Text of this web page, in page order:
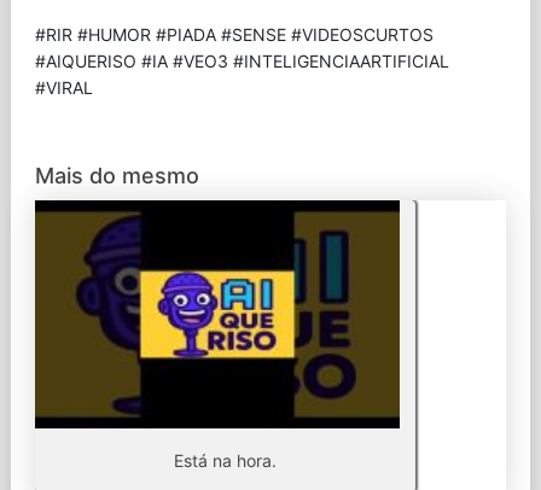
#RIR #HUMOR #PIADA #SENSE #VIDEOSCURTOS
#AIQUERISO #IA #VEO3 #INTELIGENCIAARTIFICIAL
#VIRAL
Mais do mesmo
Está na hora.